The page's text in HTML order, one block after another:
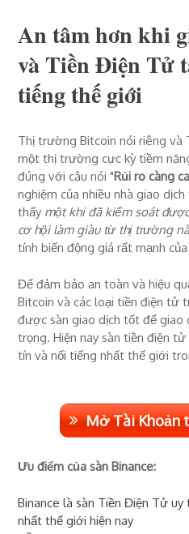
An tâm hơn khi
và Tiền Điện Tử
tiếng thế giới
Thị trường Bitcoin nói riêng và
một thị trường cực kỳ tiềm
đúng với câu nói "Rủi ro càng
nghiệm của nhiều nhà giao
thấy một khi đã kiểm soát
cơ hội làm giàu từ thị trường
tính biến động giá rất mạnh
Để đảm bảo an toàn và hiệu
Bitcoin và các loại tiền điện tử
được sàn giao dịch tốt để giao
trọng. Hiện nay sàn tiền điện tử
tín và nổi tiếng nhất thế giới
Mở Tài Khoản
Ưu điểm của sàn Binance:
Binance là sàn Tiền Điện Tử
nhất thế giới hiện nay